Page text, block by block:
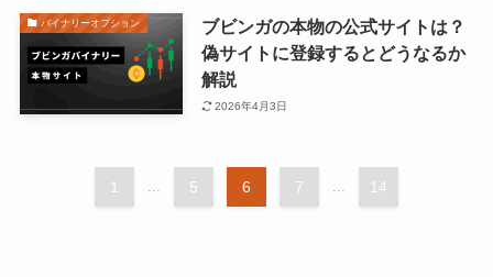
バイナリーオプション
ブビンガの本物の公式サイトは？
偽サイトに登録するとどうなるか
解説
2026年4月3日
1 5 6 7 14